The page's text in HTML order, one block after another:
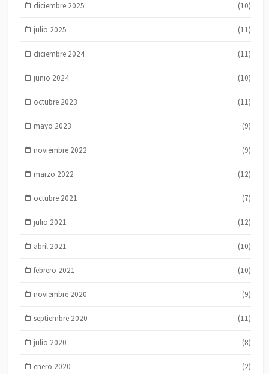
diciembre 2025 (10)
julio 2025 (11)
diciembre 2024 (11)
junio 2024 (10)
octubre 2023 (11)
mayo 2023 (9)
noviembre 2022 (9)
marzo 2022 (12)
octubre 2021 (7)
julio 2021 (12)
abril 2021 (10)
febrero 2021 (10)
noviembre 2020 (9)
septiembre 2020 (11)
julio 2020 (8)
enero 2020 (2)